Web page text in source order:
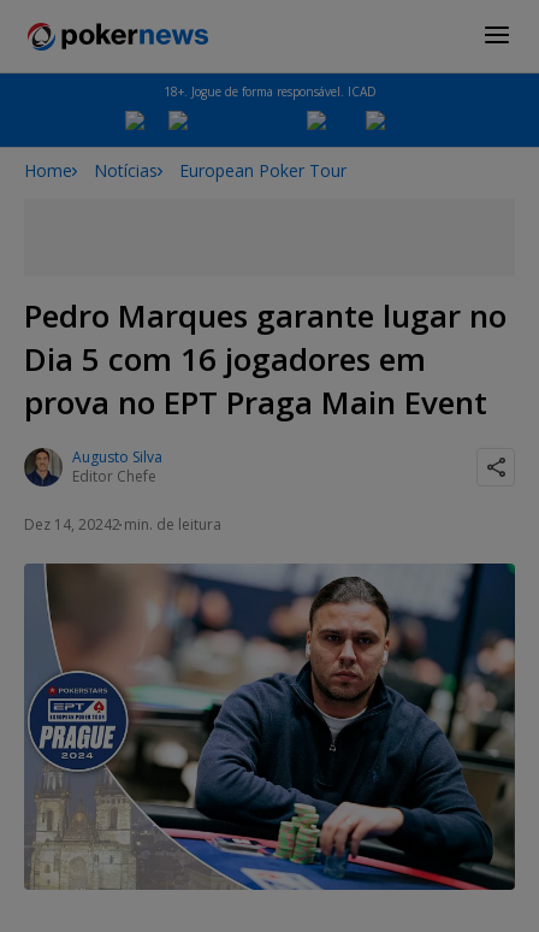
18+. Jogue de forma responsável. ICAD
Home Notícias European Poker Tour
Pedro Marques garante lugar no
Dia 5 com 16 jogadores em
prova no EPT Praga Main Event
Augusto Silva
Editor Chefe
Dez 14, 20242 min. de leitura